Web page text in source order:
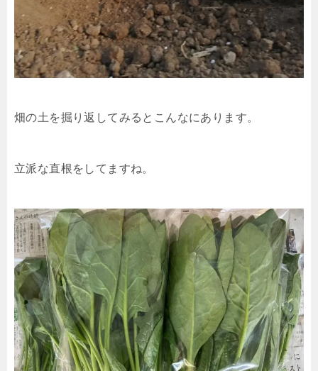
畑の土を掘り返してみるとこんなにあります。
立派な直根をしてますね。